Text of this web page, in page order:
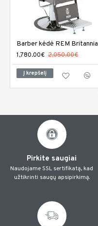
Barber kėdė REM Britannia
1,780.00€ 2,050.00€
Į krepšelį
Pirkite saugiai
Naudojame SSL sertifikatą, kad
užtikrinti saugų apsipirkimą.